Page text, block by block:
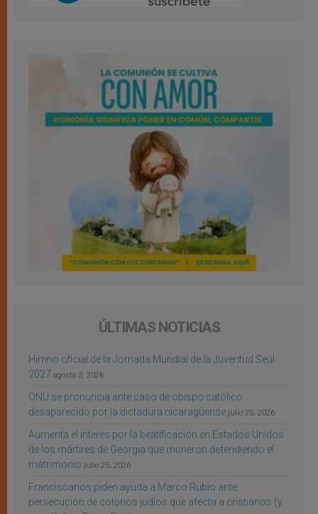
ÚLTIMAS NOTICIAS
Himno oficial de la Jornada Mundial de la Juventud Seúl
2027 agosto 3, 2026
ONU se pronuncia ante caso de obispo católico
desaparecido por la dictadura nicaragüense julio 25, 2026
Aumenta el interés por la beatificación en Estados Unidos
de los mártires de Georgia que murieron defendiendo el
matrimonio julio 25, 2026
Franciscanos piden ayuda a Marco Rubio ante
persecución de colonos judíos que afecta a cristianos (y